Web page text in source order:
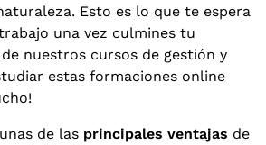
Esto es lo que te espera
una vez culmines tu
nuestros cursos de gestión y
estas formaciones online
de las principales ventajas de